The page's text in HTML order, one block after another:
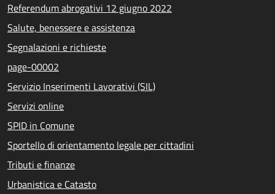
Referendum abrogativi 12 giugno 2022
Salute, benessere e assistenza
Segnalazioni e richieste
page-00002
Servizio Inserimenti Lavorativi (SIL)
Servizi online
SPID in Comune
Sportello di orientamento legale per cittadini
Tributi e finanze
Urbanistica e Catasto